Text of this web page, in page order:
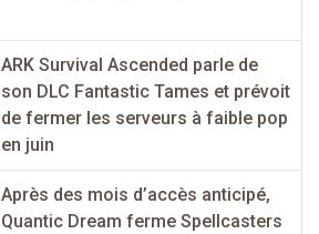
ARK Survival Ascended parle de
son DLC Fantastic Tames et prévoit
de fermer les serveurs à faible pop
en juin
Après des mois d’accès anticipé,
Quantic Dream ferme Spellcasters